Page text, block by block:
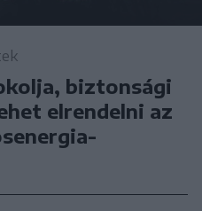
biztonsági
elrendelni az